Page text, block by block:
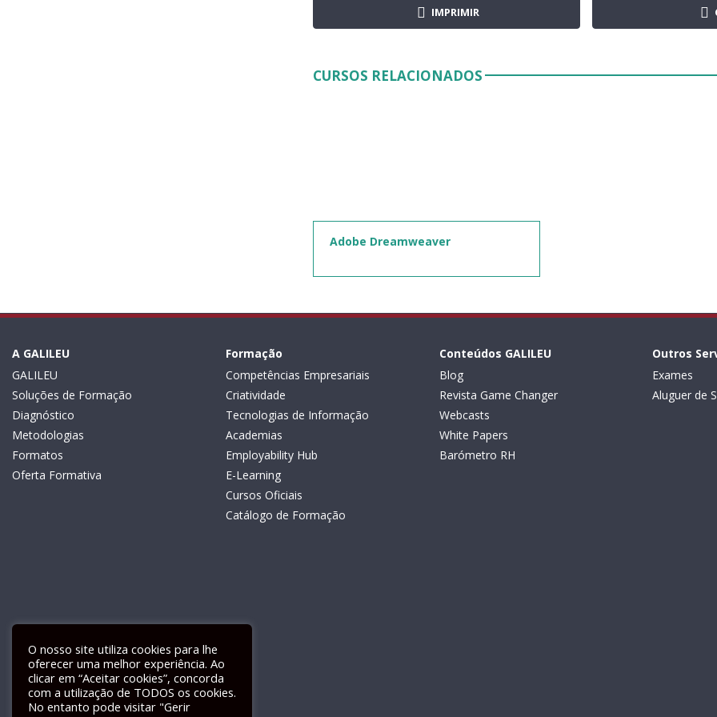
IMPRIMIR
CURSOS RELACIONADOS
Adobe Dreamweaver
A GALILEU
GALILEU
Soluções de Formação
Diagnóstico
Metodologias
Formatos
Oferta Formativa
Formação
Competências Empresariais
Criatividade
Tecnologias de Informação
Academias
Employability Hub
E-Learning
Cursos Oficiais
Catálogo de Formação
Conteúdos GALILEU
Blog
Revista Game Changer
Webcasts
White Papers
Barómetro RH
Outros
Exames
Aluguer de
Livro de Reclamações Electrónico
O nosso site utiliza cookies para lhe
oferecer uma melhor experiência. Ao
clicar em “Aceitar cookies”, concorda
com a utilização de TODOS os cookies.
No entanto pode visitar "Gerir